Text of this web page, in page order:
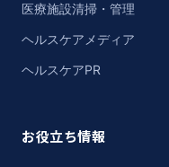
医療施設清掃・管理
ヘルスケアメディア
ヘルスケアPR
お役立ち情報